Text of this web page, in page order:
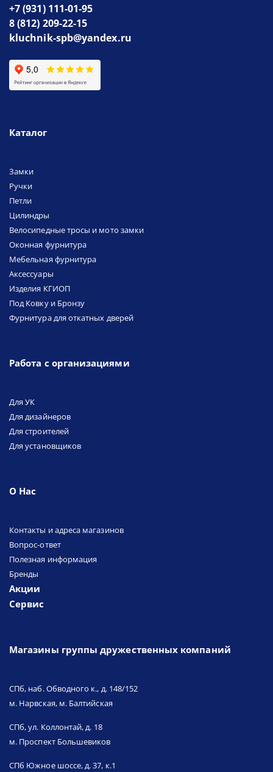
+7 (931) 111-01-95
8 (812) 209-22-15
kluchnik-spb@yandex.ru
Каталог
Замки
Ручки
Петли
Цилиндры
Велосипедные тросы и мото замки
Оконная фурнитура
Мебельная фурнитура
Аксессуары
Изделия КГИОП
Под Ковку и Бронзу
Фурнитура для откатных дверей
Работа с организациями
Для УК
Для дизайнеров
Для строителей
Для установщиков
О Нас
Контакты и адреса магазинов
Вопрос-ответ
Полезная информация
Бренды
Акции
Сервис
Магазины группы дружественных компаний
СПб, наб. Обводного к., д. 148/152
м. Нарвская, м. Балтийская
СПб, ул. Коллонтай, д. 18
м. Проспект Большевиков
СПб Южное шоссе, д. 37, к.1